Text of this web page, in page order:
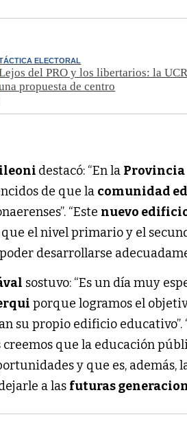
ELECTORAL
del PRO y los libertarios: la
propuesta de centro
destacó: “En la Provincia
de que la comunidad
“Este nuevo
el nivel primario y el
desarrollarse
sostuvo: “Es un día muy
porque logramos el
su propio edificio educativo”.
que la educación
y que es,
a las futuras